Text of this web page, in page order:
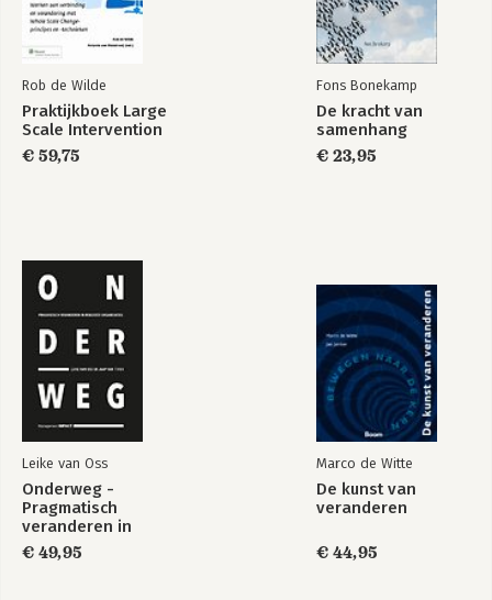
Rob de Wilde
Praktijkboek Large
Scale Intervention
€ 59,75
Fons Bonekamp
De kracht van
samenhang
€ 23,95
Leike van Oss
Onderweg -
Pragmatisch
veranderen in
robuuste
organisaties
€ 49,95
Marco de Witte
De kunst van
veranderen
€ 44,95